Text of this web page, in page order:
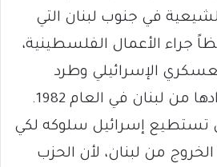
في جنوب لبنان التي
جراء الأعمال الفلسطينية،
الإسرائيلي وطرد
من لبنان في العام 1982.
إسرائيل سلوكه لكي
من لبنان، لأن الحزب